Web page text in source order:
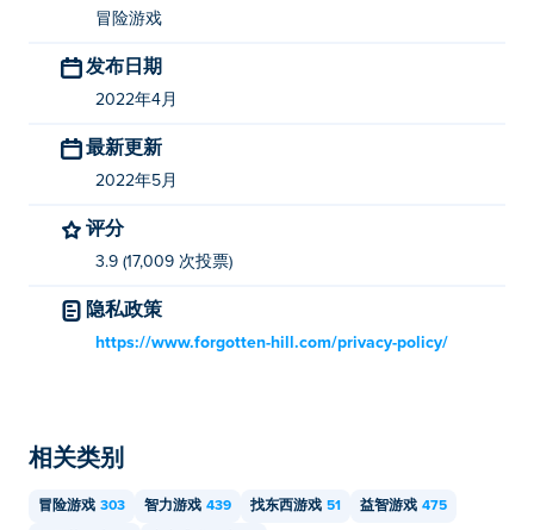
冒险游戏
发布日期
2022年4月
最新更新
2022年5月
评分
3.9 (17,009 次投票)
隐私政策
https://www.forgotten-hill.com/privacy-policy/
相关类别
冒险游戏 303 智力游戏 439 找东西游戏 51 益智游戏 475